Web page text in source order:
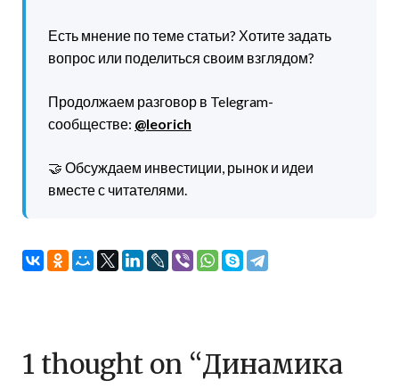
Есть мнение по теме статьи? Хотите задать
вопрос или поделиться своим взглядом?
Продолжаем разговор в Telegram-
сообществе: @leorich
🤝 Обсуждаем инвестиции, рынок и идеи
вместе с читателями.
1 thought on “Динамика